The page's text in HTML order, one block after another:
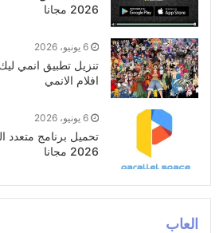
2026 مجانا
6 يونيو، 2026
تنزيل تطبيق انمي
افلام الانمي
6 يونيو، 2026
تحميل برنامج متعدد
2026 مجانا
العاب